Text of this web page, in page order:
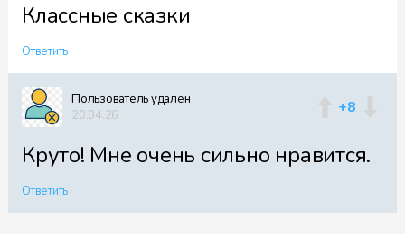
Классные сказки
Ответить
Пользователь удален
20.04.26
+8
Круто! Мне очень сильно нравится.
Ответить